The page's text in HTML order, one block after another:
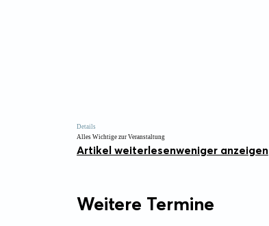
Details
Alles Wichtige zur Veranstaltung
Artikel weiterlesenweniger anzeigen
Weitere Termine